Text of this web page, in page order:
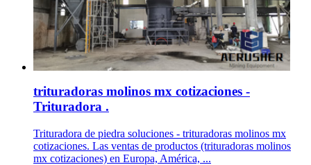
trituradoras molinos mx cotizaciones -
Trituradora .
Trituradora de piedra soluciones - trituradoras molinos mx
cotizaciones. Las ventas de productos (trituradoras molinos
mx cotizaciones) en Europa, América, ...